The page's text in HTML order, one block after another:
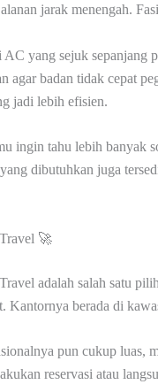
jarak menengah.
yang sejuk sepanjang
agar badan tidak cepat
jadi lebih efisien.
ingin tahu lebih banyak
dibutuhkan juga
🚀
adalah salah satu
Kantornya berada di
pun cukup luas,
reservasi atau